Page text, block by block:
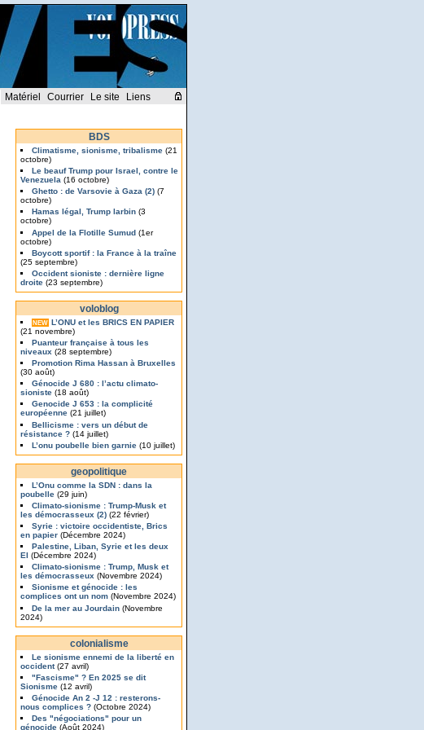
Matériel Courrier Le site Liens
BDS
Climatisme, sionisme, tribalisme (21
octobre)
Le beauf Trump pour Israel, contre le
Venezuela (16 octobre)
Ghetto : de Varsovie à Gaza (2) (7
octobre)
Hamas légal, Trump larbin(3
octobre)
Appel de la Flotille Sumud (1er
octobre)
Boycott sportif : la France à la traîne
(25 septembre)
Occident sioniste : dernière ligne
droite (23 septembre)
voloblog
NEW L’ONU et les BRICS EN PAPIER
(21 novembre)
Puanteur française à tous les
niveaux (28 septembre)
Promotion Rima Hassan à Bruxelles
(30 août)
Génocide J 680 : l’actu climato-
sioniste (18 août)
Genocide J 653 : la complicité
européenne (21 juillet)
Bellicisme : vers un début de
résistance ? (14 juillet)
L’onu poubelle bien garnie (10 juillet)
geopolitique
L’Onu comme la SDN : dans la
poubelle (29 juin)
Climato-sionisme : Trump-Musk et
les démocrasseux (2) (22 février)
Syrie : victoire occidentiste, Brics
en papier (Décembre 2024)
Palestine, Liban, Syrie et les deux
EI (Décembre 2024)
Climato-sionisme : Trump, Musk et
les démocrasseux (Novembre 2024)
Sionisme et génocide : les
complices ont un nom (Novembre 2024)
De la mer au Jourdain (Novembre
2024)
colonialisme
Le sionisme ennemi de la liberté en
occident(27 avril)
"Fascisme" ? En 2025 se dit
Sionisme (12 avril)
Génocide An 2 -J 12 : resterons-
nous complices ? (Octobre 2024)
Des "négociations" pour un
génocide (Août 2024)